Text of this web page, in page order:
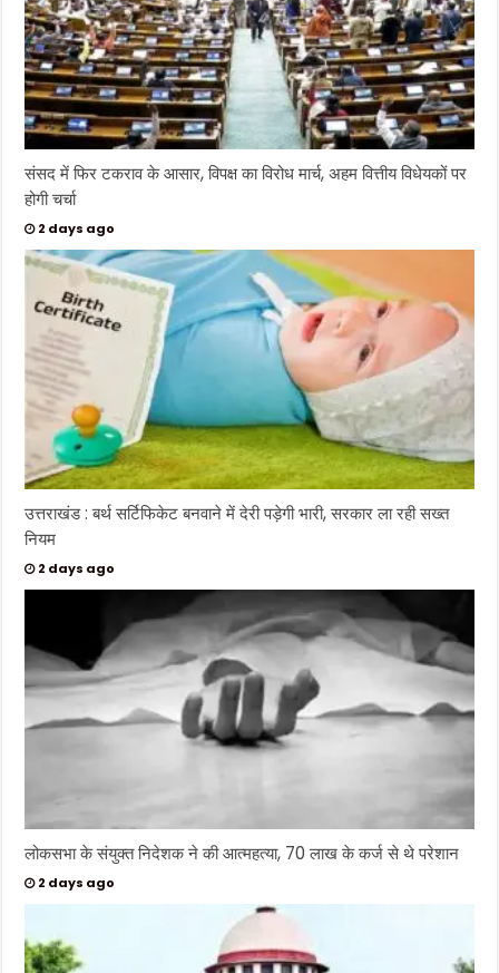
संसद में फिर टकराव के आसार, विपक्ष का विरोध मार्च, अहम वित्तीय विधेयकों पर
होगी चर्चा
2 days ago
उत्तराखंड : बर्थ सर्टिफिकेट बनवाने में देरी पड़ेगी भारी, सरकार ला रही सख्त
नियम
2 days ago
लोकसभा के संयुक्त निदेशक ने की आत्महत्या, 70 लाख के कर्ज से थे परेशान
2 days ago